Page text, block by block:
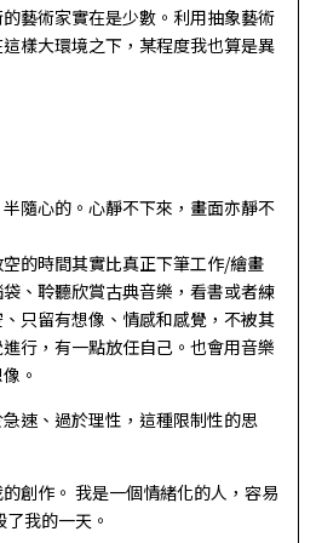
藝術家實在是少數。利用抽象藝術
樣大環境之下，某程度我也算是異
隨心的。心靜不下來，畫面亦靜不
的時間其實比真正下筆工作/繪畫
、聆聽欣賞古典音樂，看書或者練
只留有想像、情感和感覺，不被其
行，有一點放任自己。也會用音樂
。
速、過於理性，這種限制性的思
創作。 我是一個情緒化的人，容易
我的一天。